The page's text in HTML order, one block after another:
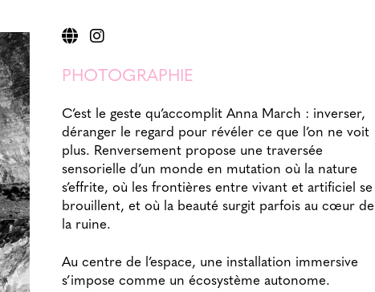
PHOTOGRAPHIE
C’est le geste qu’accomplit Anna March : inverser,
déranger le regard pour révéler ce que l’on ne voit
plus. Renversement propose une traversée
sensorielle d’un monde en mutation où la nature
s’effrite, où les frontières entre vivant et artificiel se
brouillent, et où la beauté surgit parfois au cœur de
la ruine.
Au centre de l’espace, une installation immersive
s’impose comme un écosystème autonome.